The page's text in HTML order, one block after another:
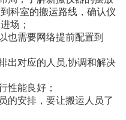
科室的搬运路线，确认仪
场；
也需要网络提前配置到
出对应的人员,协调和解决
性能良好；
的安排，要让搬运人员了